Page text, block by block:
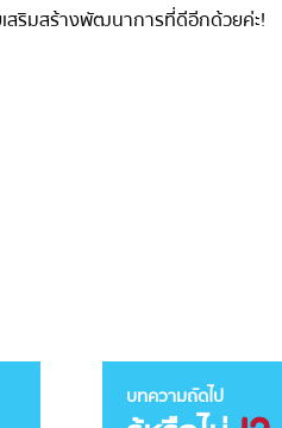
เสริมสร้างพัฒนาการที่ดีอีกด้วยค่ะ!
บทความถัดไป